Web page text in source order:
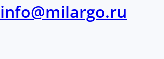
info@milargo.ru